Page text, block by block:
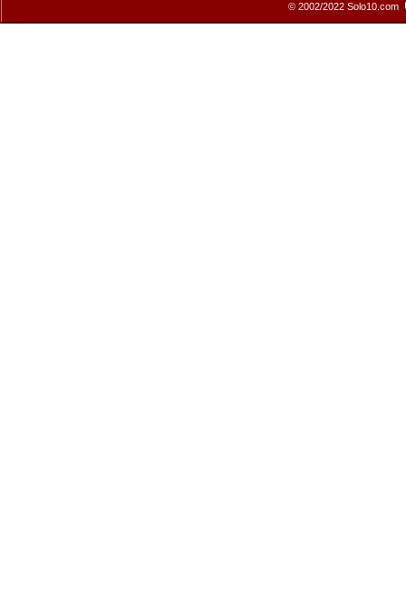
© 2002/2022 Solo10.com